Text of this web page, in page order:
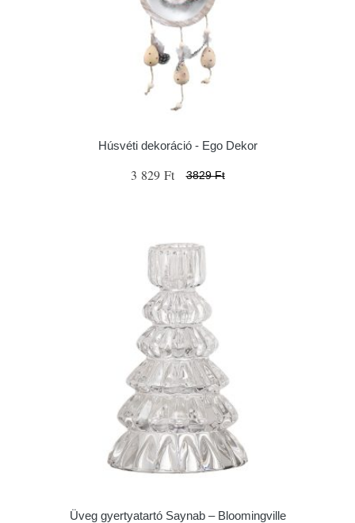
Húsvéti dekoráció - Ego Dekor
3 829 Ft 3829 Ft
Üveg gyertyatartó Saynab – Bloomingville